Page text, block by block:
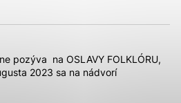
pozýva na OSLAVY FOLKLÓRU,
2023 sa na nádvorí
ktorú chcete povoliť
sú pre prevádzku nevyhnutné a
stránky uplatniteľnými tým, že